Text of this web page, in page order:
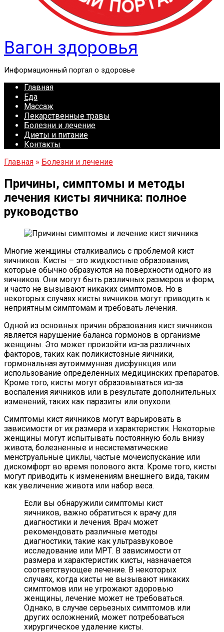
Вагон здоровья
Информационный портал о здоровье
Главная
Еда
Массаж
Лекарственные травы
Болезни и лечение
Диеты и питание
Контакты
Главная » Болезни и лечение
Причины, симптомы и методы
лечения кисты яичника: полное
руководство
Многие женщины сталкивались с проблемой кист
яичников. Кисты – это жидкостные образования,
которые обычно образуются на поверхности одного из
яичников. Они могут быть различных размеров и форм,
и часто не вызывают никаких симптомов. Но в
некоторых случаях кисты яичников могут приводить к
неприятным симптомам и требовать лечения.
Одной из основных причин образования кист яичников
является нарушение баланса гормонов в организме
женщины. Это может произойти из-за различных
факторов, таких как поликистозные яичники,
гормональная аутоиммунная дисфункция или
использование определенных медицинских препаратов.
Кроме того, кисты могут образовываться из-за
воспаления яичников или в результате дополнительных
изменений, таких как паразиты или опухоли.
Симптомы кист яичников могут варьировать в
зависимости от их размера и характеристик. Некоторые
женщины могут испытывать постоянную боль внизу
живота, болезненные и несистематические
менструальные циклы, частые мочеиспускание или
дискомфорт во время полового акта. Кроме того, кисты
могут приводить к изменениям внешнего вида, таким
как увеличение живота или набор веса.
Если вы обнаружили симптомы кист
яичников, важно обратиться к врачу для
диагностики и лечения. Врач может
рекомендовать различные методы
диагностики, такие как ультразвуковое
исследование или МРТ. В зависимости от
размера и характеристик кисты, назначается
соответствующее лечение. В некоторых
случаях, когда кисты не вызывают никаких
симптомов или не угрожают здоровью
женщины, лечение может не требоваться.
Однако, в случае серьезных симптомов или
других осложнений, может потребоваться
хирургическое удаление кисты.